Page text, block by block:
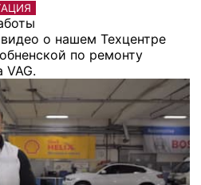
о нашем Техцентре
по ремонту
VAG.